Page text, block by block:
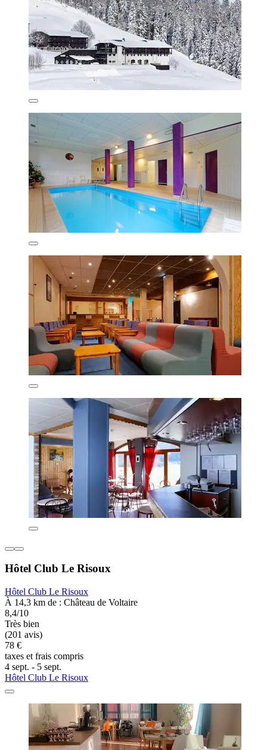
Hôtel Club Le Risoux
Hôtel Club Le Risoux
À 14,3 km de : Château de Voltaire
8,4/10
Très bien
(201 avis)
78 €
taxes et frais compris
4 sept. - 5 sept.
Hôtel Club Le Risoux